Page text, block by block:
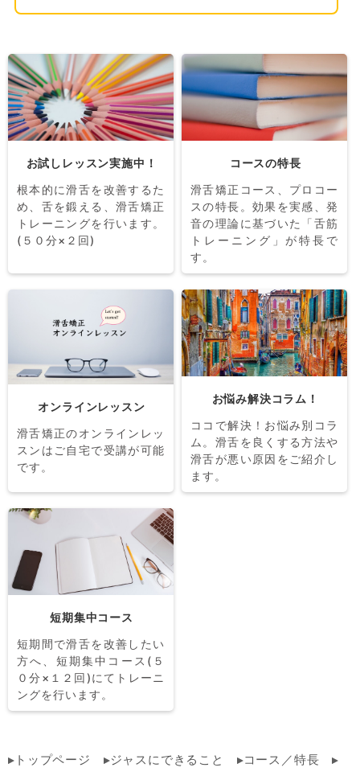
お試しレッスン実施中！
根本的に滑舌を改善するた
め、舌を鍛える、滑舌矯正
トレーニングを行います。
(５０分×２回)
コースの特長
滑舌矯正コース、プロコー
スの特長。効果を実感、発
音の理論に基づいた「舌筋
トレーニング」が特長で
す。
オンラインレッスン
滑舌矯正のオンラインレッ
スンはご自宅で受講が可能
です。
お悩み解決コラム！
ココで解決！お悩み別コラ
ム。滑舌を良くする方法や
滑舌が悪い原因をご紹介し
ます。
短期集中コース
短期間で滑舌を改善したい
方へ、短期集中コース(５
０分×１２回)にてトレーニ
ングを行います。
トップページ ジャスにできること コース／特長